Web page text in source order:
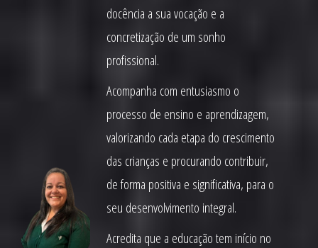
docência a sua vocação e a
concretização de um sonho
profissional.
Acompanha com entusiasmo o
processo de ensino e aprendizagem,
valorizando cada etapa do crescimento
das crianças e procurando contribuir,
de forma positiva e significativa, para o
seu desenvolvimento integral.
Acredita que a educação tem início no